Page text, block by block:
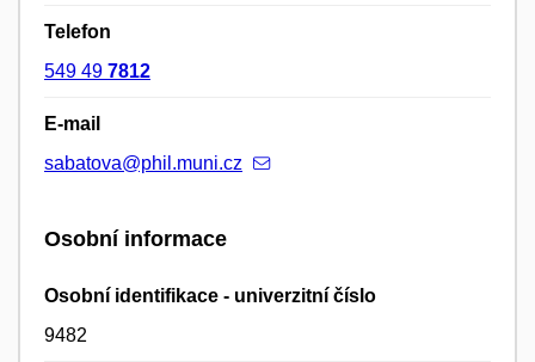
Telefon
549 49 7812
E-mail
sabatova@phil.muni.cz
Osobní informace
Osobní identifikace - univerzitní číslo
9482